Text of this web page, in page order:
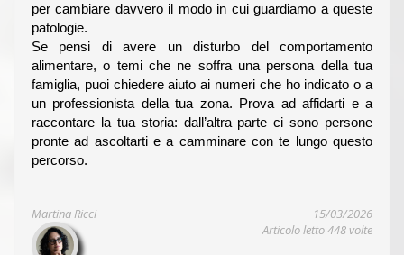
per cambiare davvero il modo in cui guardiamo a queste
patologie.
Se pensi di avere un disturbo del comportamento
alimentare, o temi che ne soffra una persona della tua
famiglia, puoi chiedere aiuto ai numeri che ho indicato o a
un professionista della tua zona. Prova ad affidarti e a
raccontare la tua storia: dall’altra parte ci sono persone
pronte ad ascoltarti e a camminare con te lungo questo
percorso.
Martina Ricci
15/03/2026
Articolo letto 448 volte